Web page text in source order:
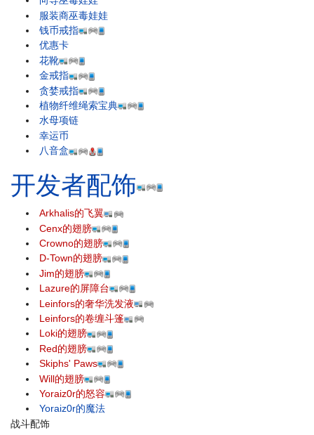
服装商巫毒娃娃
钱币戒指
优惠卡
花靴
金戒指
贪婪戒指
植物纤维绳索宝典
水母项链
幸运币
八音盒
开发者配饰
Arkhalis的飞翼
Cenx的翅膀
Crowno的翅膀
D-Town的翅膀
Jim的翅膀
Lazure的屏障台
Leinfors的奢华洗发液
Leinfors的卷缠斗篷
Loki的翅膀
Red的翅膀
Skiphs' Paws
Will的翅膀
Yoraiz0r的怒容
Yoraiz0r的魔法
战斗配饰